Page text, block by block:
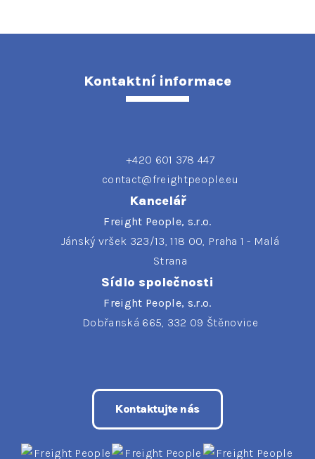
Kontaktní informace
+420 601 378 447
contact@freightpeople.eu
Kancelář
Freight People, s.r.o.
Jánský vršek 323/13, 118 00, Praha 1 - Malá
Strana
Sídlo společnosti
Freight People, s.r.o.
Dobřanská 665, 332 09 Štěnovice
Kontaktujte nás